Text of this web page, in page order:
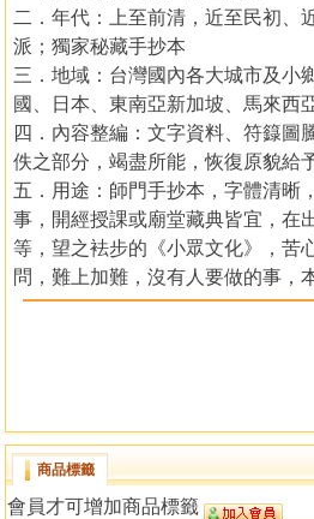
二．年代：上至前清，近至民初、
派；獨家秘藏手抄本
三．地域：台灣國內各大城市及小
國、日本、東南亞新加坡、馬來西
四．內容整編：文字資料、符籙圖
佚之部分，竭盡所能，恢復原貌給
五．用途：師門手抄本，字體清晰
事，開經授課或廟堂藏典皆宜，在
等，望之袪步的《小眾文化》，苦
問，難上加難，沒有人要做的事，
著，一步一腳印，堅定的邁進
道教儀範
編校 黃福全
商品標籤
會員才可增加商品標籤